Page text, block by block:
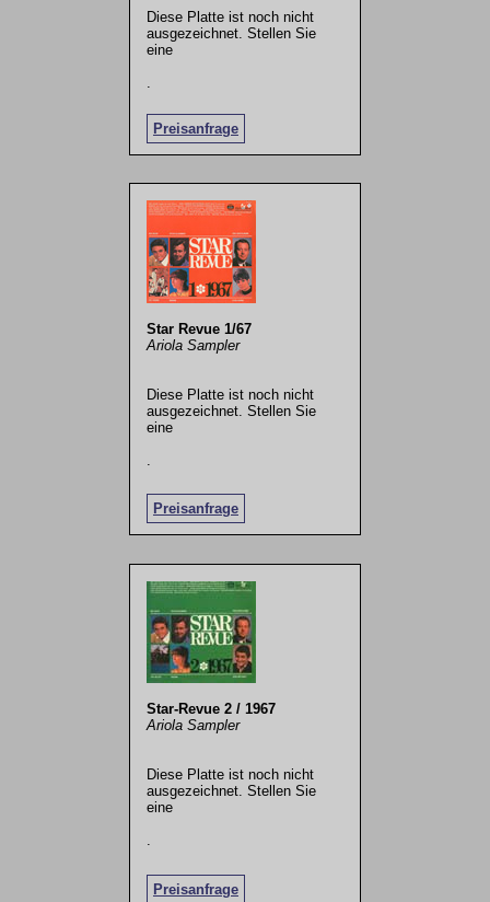
Diese Platte ist noch nicht
ausgezeichnet. Stellen Sie
eine
Preisanfrage
Star Revue 1/67
Ariola Sampler
Diese Platte ist noch nicht
ausgezeichnet. Stellen Sie
eine
Preisanfrage
.
Star-Revue 2 / 1967
Ariola Sampler
Diese Platte ist noch nicht
ausgezeichnet. Stellen Sie
eine
Preisanfrage